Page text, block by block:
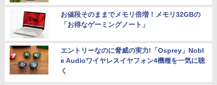
お値段そのままでメモリ倍増！メモリ32GBの
「お得なゲーミングノート」
エントリーなのに脅威の実力!「Osprey」Nobl
e Audioワイヤレスイヤフォン4機種を一気に聴
く